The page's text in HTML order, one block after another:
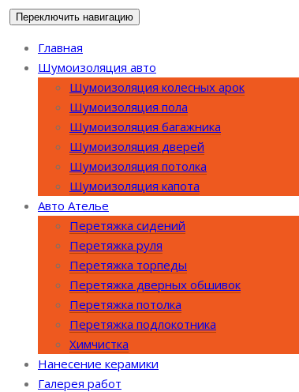
Перейти
содержимому
www.car-akademia.ru
Тюнинг Ателье автомобилей
Переключить навигацию
Главная
Шумоизоляция авто
Шумоизоляция колесных арок
Шумоизоляция пола
Шумоизоляция багажника
Шумоизоляция дверей
Шумоизоляция потолка
Шумоизоляция капота
Авто Ателье
Перетяжка сидений
Перетяжка руля
Перетяжка торпеды
Перетяжка дверных обшивок
Перетяжка потолка
Перетяжка подлокотника
Химчистка
Нанесение керамики
Галерея работ